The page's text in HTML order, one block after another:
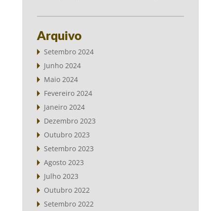
Arquivo
Setembro 2024
Junho 2024
Maio 2024
Fevereiro 2024
Janeiro 2024
Dezembro 2023
Outubro 2023
Setembro 2023
Agosto 2023
Julho 2023
Outubro 2022
Setembro 2022